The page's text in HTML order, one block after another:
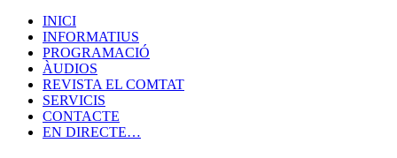
INICI
INFORMATIUS
PROGRAMACIÓ
ÀUDIOS
REVISTA EL COMTAT
SERVICIS
CONTACTE
EN DIRECTE…